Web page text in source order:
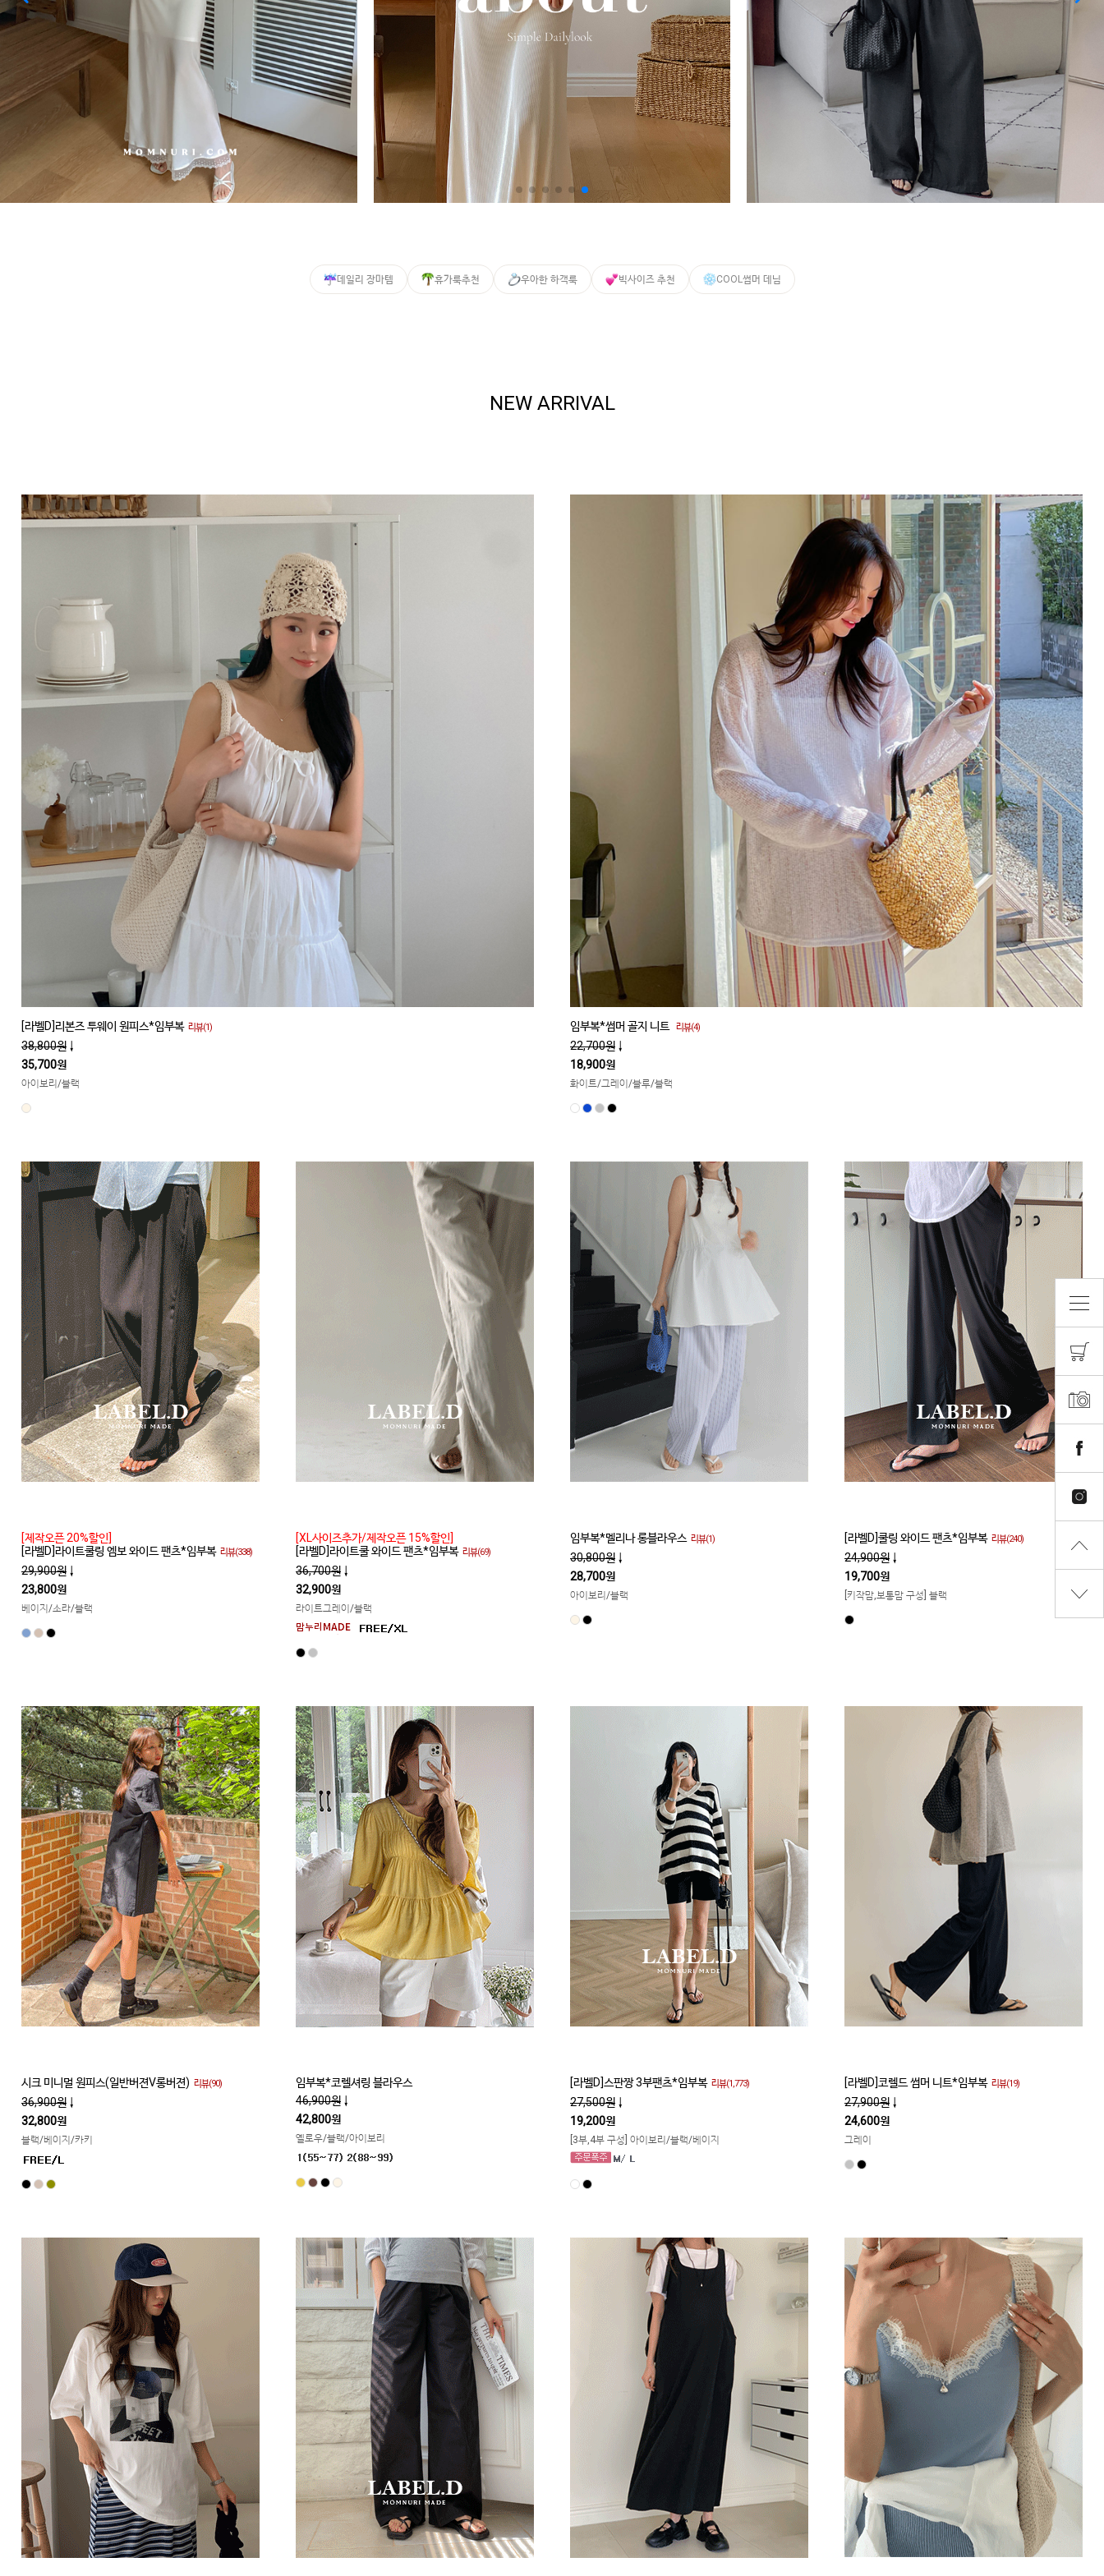
커뮤니티
맘누리뉴스
다이어리
리얼체험단모집
만삭사진컨테스트
로그인
개인결제
데일리 장마템 휴가룩추천 우아한 하객룩 빅사이즈 추천 COOL썸머 데님
NEW ARRIVAL
[라벨D]리본즈 투웨이 원피스*임부복 리뷰(1)
38,800원 ↓
35,700원
아이보리/블랙
임부복*썸머 골지 니트 리뷰(4)
22,700원 ↓
18,900원
화이트/그레이/블루/블랙
[제작오픈 20%할인]
[라벨D]라이트쿨링 엠보 와이드 팬츠*임부복 리뷰(338)
29,900원 ↓
23,800원
베이지/소라/블랙
[XL사이즈추가/제작오픈 15%할인]
[라벨D]라이트쿨 와이드 팬츠*임부복 리뷰(69)
36,700원 ↓
32,900원
라이트그레이/블랙
임부복*멜리나 롱블라우스 리뷰(1)
30,800원 ↓
28,700원
아이보리/블랙
[라벨D]쿨링 와이드 팬츠*임부복 리뷰(240)
24,900원 ↓
19,700원
[키작맘,보통맘 구성] 블랙
시크 미니멀 원피스(일반버젼V롱버젼) 리뷰(90)
36,900원 ↓
32,800원
블랙/베이지/카키
임부복*코렐셔링 블라우스
46,900원 ↓
42,800원
옐로우/블랙/아이보리
[라벨D]스판짱 3부팬츠*임부복 리뷰(1,773)
27,500원 ↓
19,200원
[3부,4부 구성] 아이보리/블랙/베이지
[라벨D]코렐드 썸머 니트*임부복 리뷰(19)
27,900원 ↓
24,600원
그레이